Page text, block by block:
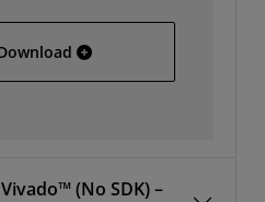
Vivado Full Installer for
(No SDK) –